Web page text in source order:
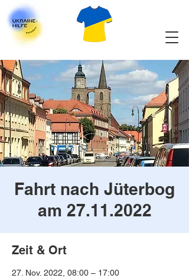
Fahrt nach Jüterbog
am 27.11.2022
Zeit & Ort
27. Nov. 2022, 08:00 – 17:00